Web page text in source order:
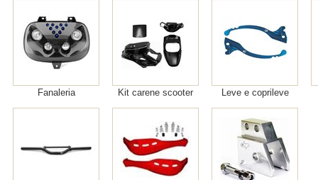
Fanaleria Kit carene scooter Leve e coprileve